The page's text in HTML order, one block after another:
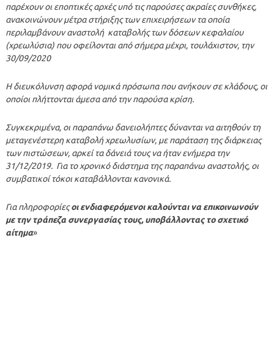
παρέχουν οι εποπτικές αρχές υπό τις παρούσες ακραίες συνθήκες,
ανακοινώνουν μέτρα στήριξης των επιχειρήσεων τα οποία
περιλαμβάνουν αναστολή καταβολής των δόσεων κεφαλαίου
(χρεωλύσια) που οφείλονται από σήμερα μέχρι, τουλάχιστον, την
30/09/2020
Η διευκόλυνση αφορά νομικά πρόσωπα που ανήκουν σε κλάδους, οι
οποίοι πλήττονται άμεσα από την παρούσα κρίση.
Συγκεκριμένα, οι παραπάνω δανειολήπτες δύνανται να αιτηθούν τη
μεταγενέστερη καταβολή χρεωλυσίων, με παράταση της διάρκειας
των πιστώσεων, αρκεί τα δάνειά τους να ήταν ενήμερα την
31/12/2019. Για το χρονικό διάστημα της παραπάνω αναστολής, οι
συμβατικοί τόκοι καταβάλλονται κανονικά.
Για πληροφορίεςοι ενδιαφερόμενοι καλούνται να επικοινωνούν
με την τράπεζα συνεργασίας τους, υποβάλλοντας το σχετικό
αίτημα»